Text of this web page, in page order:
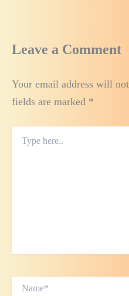
Leave a Comment
Your email address will
fields are marked *
here..